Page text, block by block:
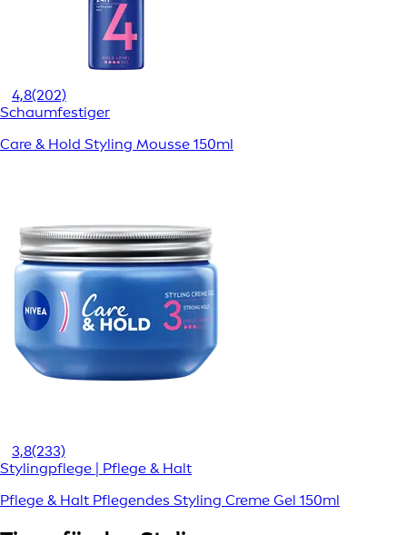
4,8(202)
Schaumfestiger
Care & Hold Styling Mousse 150ml
3,8(233)
Stylingpflege | Pflege & Halt
Pflege & Halt Pflegendes Styling Creme Gel 150ml